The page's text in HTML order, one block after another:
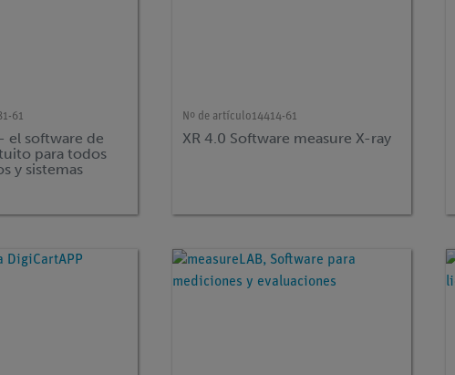
61
el software de
para todos
y sistemas
Nº de artículo14414-61
XR 4.0 Software measure X-ray